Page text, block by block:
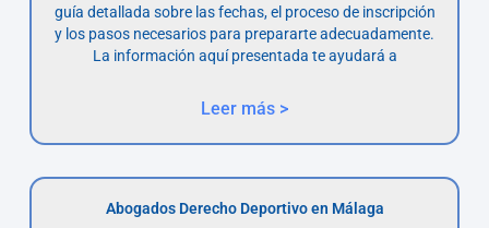
guía detallada sobre las fechas, el proceso de inscripción
y los pasos necesarios para prepararte adecuadamente.
La información aquí presentada te ayudará a
Leer más >
Abogados Derecho Deportivo en Málaga